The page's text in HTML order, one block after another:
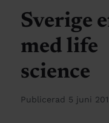
Sverige
med life
science
Publicerad 5 juni